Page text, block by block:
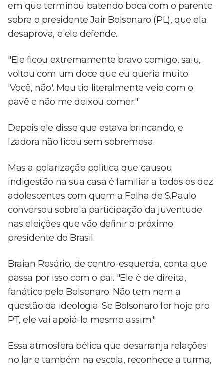
em que terminou batendo boca com o parente
sobre o presidente Jair Bolsonaro (PL), que ela
desaprova, e ele defende.
"Ele ficou extremamente bravo comigo, saiu,
voltou com um doce que eu queria muito:
'Você, não'. Meu tio literalmente veio com o
pavê e não me deixou comer."
Depois ele disse que estava brincando, e
Izadora não ficou sem sobremesa.
Mas a polarização política que causou
indigestão na sua casa é familiar a todos os dez
adolescentes com quem a Folha de S.Paulo
conversou sobre a participação da juventude
nas eleições que vão definir o próximo
presidente do Brasil.
Braian Rosário, de centro-esquerda, conta que
passa por isso com o pai. "Ele é de direita,
fanático pelo Bolsonaro. Não tem nem a
questão da ideologia. Se Bolsonaro for hoje pro
PT, ele vai apoiá-lo mesmo assim."
Essa atmosfera bélica que desarranja relações
no lar e também na escola, reconhece a turma,